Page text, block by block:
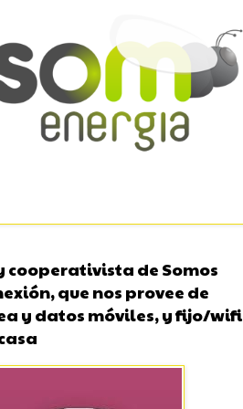
cooperativista de Somos
que nos provee de
y datos móviles, y fijo/wifi